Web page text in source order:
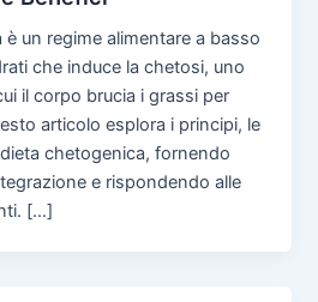
un regime alimentare a basso
che induce la chetosi, uno
il corpo brucia i grassi per
articolo esplora i principi, le
chetogenica, fornendo
e rispondendo alle
[…]